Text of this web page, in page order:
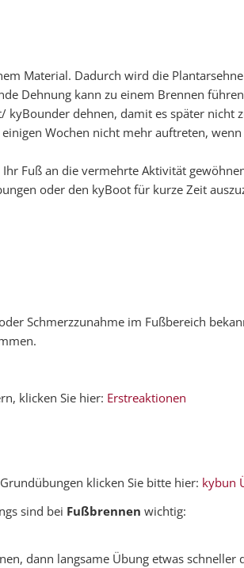
Material. Dadurch wird die
Dehnung kann zu einem Brennen
kyBounder dehnen, damit es später nicht
Wochen nicht mehr auftreten,
Fuß an die vermehrte Aktivität
oder den kyBoot für kurze Zeit
Schmerzzunahme im Fußbereich
klicken Sie hier: Erstreaktionen
klicken Sie bitte hier: kybun
sind bei Fußbrennen wichtig:
dann langsame Übung etwas